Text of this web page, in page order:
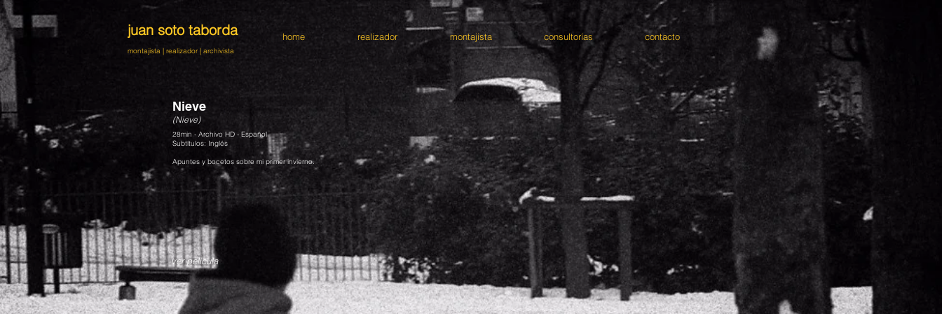
juan soto taborda
montajista | realizador | archivista
home realizador montajista consultorías contacto
Nieve
(Nieve)
28min - Archivo HD - Español
Subtítulos: Inglés
Apuntes y bocetos sobre mi primer invierno.
ver pelicula